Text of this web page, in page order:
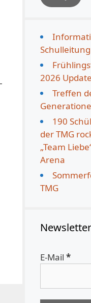
Schulleitung
2026 Update
Treffen
190
der TMG
„Team
Arena
TMG
Newsletter
E-Mail *